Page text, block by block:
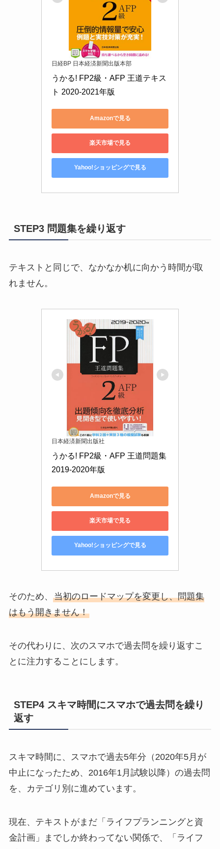
日経BP 日本経済新聞出版本部
うかる! FP2級・AFP 王道テキス
ト 2020-2021年版
Amazonで見る
楽天市場で見る
Yahoo!ショッピングで見る
STEP3 問題集を繰り返す
テキストと同じで、なかなか机に向かう時間が取
れません。
日本経済新聞出版社
うかる! FP2級・AFP 王道問題集
2019-2020年版
Amazonで見る
楽天市場で見る
Yahoo!ショッピングで見る
そのため、 当初のロードマップを変更し、問題集
はもう開きません！
その代わりに、次のスマホで過去問を繰り返すこ
とに注力することにします。
STEP4 スキマ時間にスマホで過去問を繰り
返す
スキマ時間に、スマホで過去5年分（2020年5月が
中止になったため、2016年1月試験以降）の過去問
を、カテゴリ別に進めています。
現在、テキストがまだ「ライフプランニングと資
金計画」までしか終わってない関係で、「ライフ